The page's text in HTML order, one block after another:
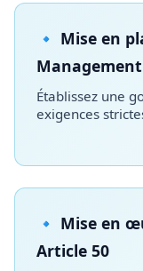
🔹 Mise en
Établissez une
exigences
🔹 Mise en
Article 50